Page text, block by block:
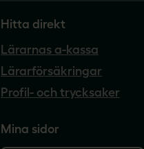
Hitta direkt
Lärarnas a-kassa
Lärarförsäkringar
Profil- och trycksaker
Mina sidor